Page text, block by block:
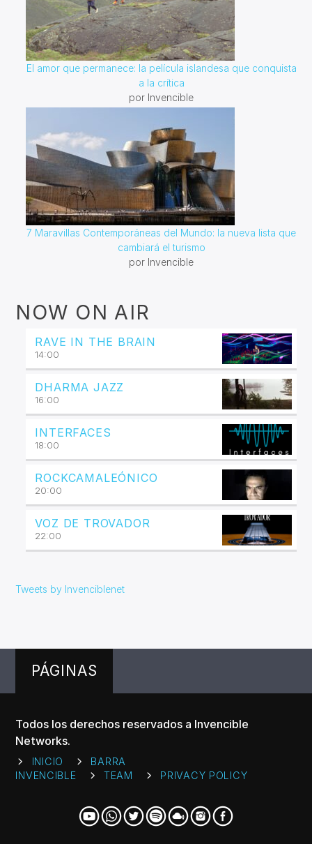
El amor que permanece: la película islandesa que conquista
a la crítica
por Invencible
7 Maravillas Contemporáneas del Mundo: la nueva lista que
cambiará el turismo
por Invencible
NOW ON AIR
RAVE IN THE BRAIN
14:00
DHARMA JAZZ
16:00
INTERFACES
18:00
ROCKCAMALEÓNICO
20:00
VOZ DE TROVADOR
22:00
Tweets by Invenciblenet
PÁGINAS
Todos los derechos reservados a Invencible
Networks.
INICIO
BARRA
INVENCIBLE
TEAM PRIVACY POLICY